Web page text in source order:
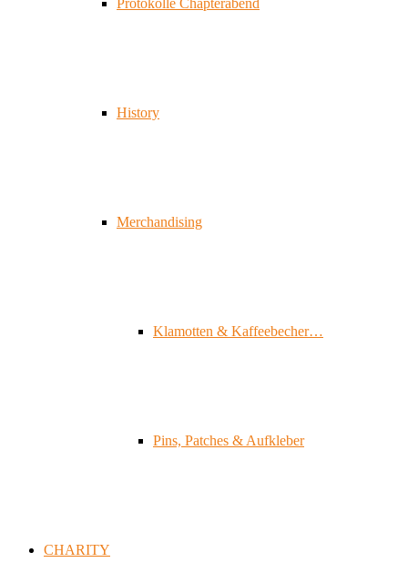
Protokolle Chapterabend
History
Merchandising
Klamotten & Kaffeebecher…
Pins, Patches & Aufkleber
CHARITY